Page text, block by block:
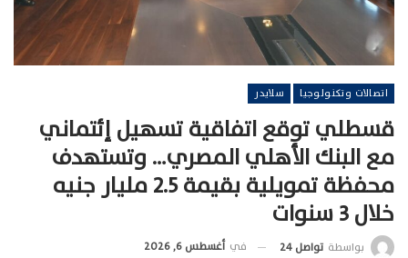
اتصالات وتكنولوجيا سلايدر
قسطلي توقع اتفاقية تسهيل إئتماني
مع البنك الأهلي المصري… وتستهدف
محفظة تمويلية بقيمة 2.5 مليار جنيه
خلال 3 سنوات
بواسطة تواصل 24 في أغسطس 6, 2026